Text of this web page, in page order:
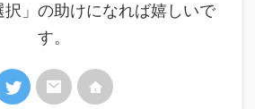
択」の助けになれば嬉しいで
す。